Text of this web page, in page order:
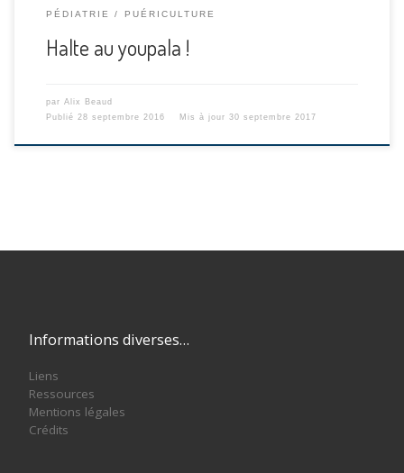
PÉDIATRIE PUÉRICULTURE
Halte au youpala !
par Alix Beaud
Publié 28 septembre 2016 Mis à jour 30 septembre 2017
Informations diverses…
Liens
Ressources
Mentions légales
Crédits